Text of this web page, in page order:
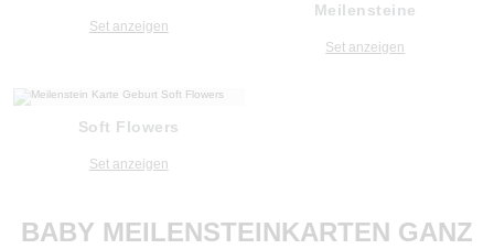
Set anzeigen
Meilensteine
Set anzeigen
Soft Flowers
Set anzeigen
BABY MEILENSTEINKARTEN GANZ